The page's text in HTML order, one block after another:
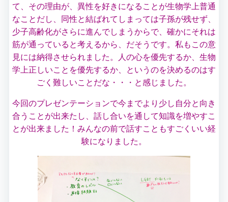
て、その理由が、異性を好きになることが生物学上普通
なことだし、同性と結ばれてしまっては子孫が残せず、
少子高齢化がさらに進んでしまうからで、確かにそれは
筋が通っていると考えるから、だそうです。私もこの意
見には納得させられました。人の心を優先するか、生物
学上正しいことを優先するか、というのを決めるのはす
ごく難しいことだな・・・と感じました。
今回のプレゼンテーションで今までより少し自分と向き
合うことが出来たし、話し合いを通して知識を増やすこ
とが出来ました！みんなの前で話すこともすごくいい経
験になりました。